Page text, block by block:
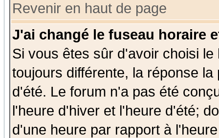
Revenir en haut de page
J'ai changé le fuseau horaire
Si vous êtes sûr d'avoir choisi
toujours différente, la réponse
d'été. Le forum n'a pas été
l'heure d'hiver et l'heure d'été;
d'une heure par rapport à